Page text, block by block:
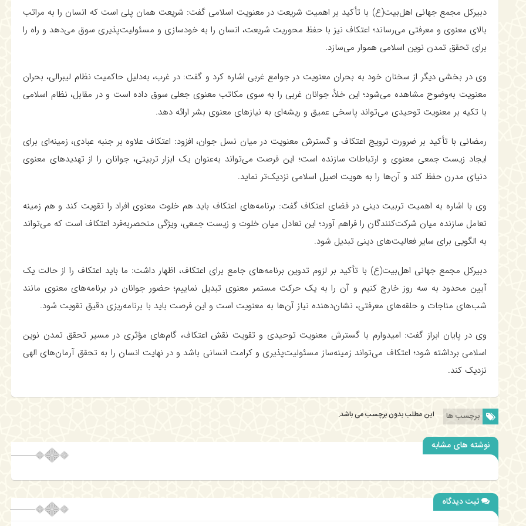
دبیرکل مجمع جهانی اهل‌بیت(ع) با تأکید بر اهمیت شریعت در معنویت اسلامی گفت: شریعت همان پلی است که انسان را به مراتب
بالای معنوی و معرفتی می‌رساند؛ اعتکاف نیز با حفظ محوریت شریعت، انسان را به خودسازی و مسئولیت‌پذیری سوق می‌دهد و راه را
برای تحقق تمدن نوین اسلامی هموار می‌سازد.
وی در بخشی دیگر از سخنان خود به بحران معنویت در جوامع غربی اشاره کرد و گفت: در غرب، به‌دلیل حاکمیت نظام لیبرالی، بحران
معنویت به‌وضوح مشاهده می‌شود؛ این خلأ، جوانان غربی را به سوی مکاتب معنوی جعلی سوق داده است و در مقابل، نظام اسلامی
با تکیه بر معنویت توحیدی می‌تواند پاسخی عمیق و ریشه‌ای به نیازهای معنوی بشر ارائه دهد.
رمضانی با تأکید بر ضرورت ترویج اعتکاف و گسترش معنویت در میان نسل جوان، افزود: اعتکاف علاوه بر جنبه عبادی، زمینه‌ای برای
ایجاد زیست جمعی معنوی و ارتباطات سازنده است؛ این فرصت می‌تواند به‌عنوان یک ابزار تربیتی، جوانان را از تهدیدهای معنوی
دنیای مدرن حفظ کند و آن‌ها را به هویت اصیل اسلامی نزدیک‌تر نماید.
وی با اشاره به اهمیت تربیت دینی در فضای اعتکاف گفت: برنامه‌های اعتکاف باید هم خلوت معنوی افراد را تقویت کند و هم زمینه
تعامل سازنده میان شرکت‌کنندگان را فراهم آورد؛ این تعادل میان خلوت و زیست جمعی، ویژگی منحصربه‌فرد اعتکاف است که می‌تواند
به الگویی برای سایر فعالیت‌های دینی تبدیل شود.
دبیرکل مجمع جهانی اهل‌بیت(ع) با تأکید بر لزوم تدوین برنامه‌های جامع برای اعتکاف، اظهار داشت: ما باید اعتکاف را از حالت یک
آیین محدود به سه روز خارج کنیم و آن را به یک حرکت مستمر معنوی تبدیل نماییم؛ حضور جوانان در برنامه‌های معنوی مانند
شب‌های مناجات و حلقه‌های معرفتی، نشان‌دهنده نیاز آن‌ها به معنویت است و این فرصت باید با برنامه‌ریزی دقیق تقویت شود.
وی در پایان ابراز گفت: امیدوارم با گسترش معنویت توحیدی و تقویت نقش اعتکاف، گام‌های مؤثری در مسیر تحقق تمدن نوین
اسلامی برداشته شود؛ اعتکاف می‌تواند زمینه‌ساز مسئولیت‌پذیری و کرامت انسانی باشد و در نهایت انسان را به تحقق آرمان‌های الهی
نزدیک کند.
برچسب ها این مطلب بدون برچسب می باشد.
نوشته های مشابه
ثبت دیدگاه